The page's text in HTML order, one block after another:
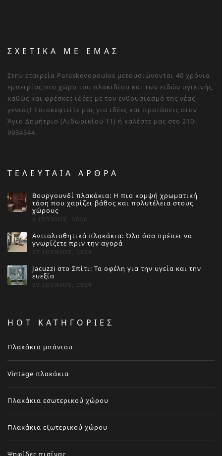
ΣΧΕΤΙΚΑ ΜΕ ΕΜΑΣ
Στην εταιρεία Paraskevopoulos μετουσιώνονται 40 χρόνια
εμπειρίας στο χώρο του πλακιδίου και των ειδών υγιεινής,
καθώς και φρέσκες ιδέες με τον ενθουσιασμό της νέας
γενιάς! Επισκεφτείτε μας για ιδέες και προτάσεις στον
Άγιο Δημήτριο (Λιδωρικίου 11) ή καλέστε μας στο 210-
9934544.
ΤΕΛΕΥΤΑΙΑ ΑΡΘΡΑ
Βουργουνδί πλακάκια: Η πιο κομψή χρωματική
τάση που χαρίζει βάθος και πολυτέλεια στους
χώρους
4 ΙΟΥΛΊΟΥ, 2026
Αντιολισθητικά πλακάκια: Όλα όσα πρέπει να
γνωρίζετε πριν την αγορά
27 ΙΟΥΝΊΟΥ, 2026
Jacuzzi στο Σπίτι: Τα οφέλη για την υγεία και την
ευεξία
20 ΙΟΥΝΊΟΥ, 2026
HOT ΚΑΤΗΓΟΡΙΕΣ
Πλακάκια μπάνιου
Vintage πλακάκια
Πλακάκια εσωτερικού χώρου
Πλακάκια εξωτερικού χώρου
Ψηφίδες πισίνας